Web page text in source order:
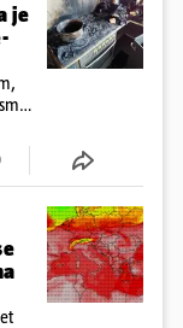
je